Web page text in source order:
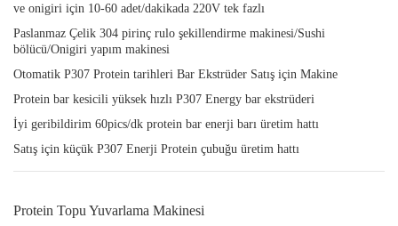
ve onigiri için 10-60 adet/dakikada 220V tek fazlı
Paslanmaz Çelik 304 pirinç rulo şekillendirme makinesi/Sushi
bölücü/Onigiri yapım makinesi
Otomatik P307 Protein tarihleri Bar Ekstrüder Satış için Makine
Protein bar kesicili yüksek hızlı P307 Energy bar ekstrüderi
İyi geribildirim 60pics/dk protein bar enerji barı üretim hattı
Satış için küçük P307 Enerji Protein çubuğu üretim hattı
Protein Topu Yuvarlama Makinesi